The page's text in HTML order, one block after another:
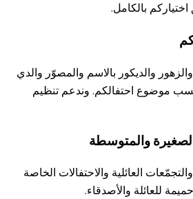
بالكامل.
والديكور بالاسم والمصوّر والدي
موضوع احتفالكم. وندعم تنظيم
والمتوسطة
العائلية والاحتفالات الخاصة
للعائلة والأصدقاء.